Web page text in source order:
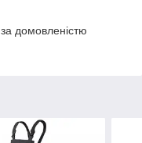
домовленістю